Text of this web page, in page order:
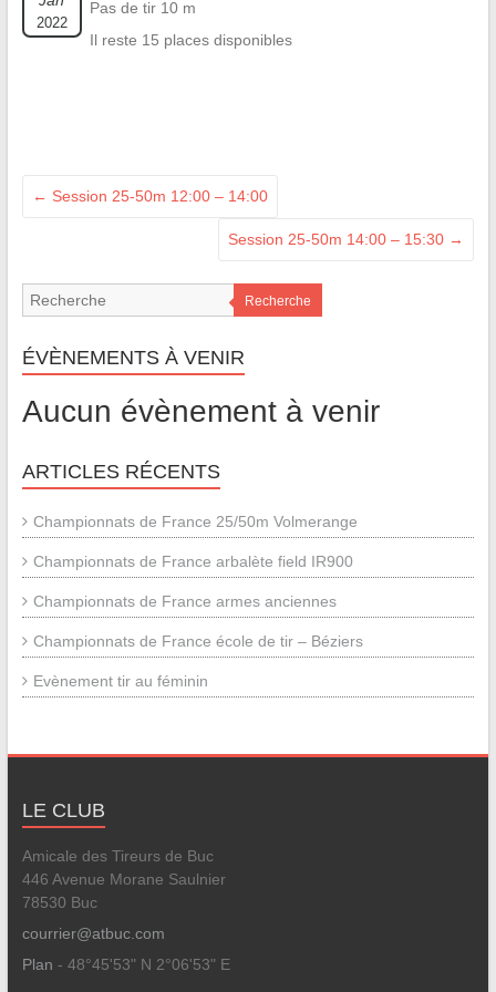
2022
Pas de tir 10 m
Il reste 15 places disponibles
← Session 25-50m 12:00 – 14:00
Session 25-50m 14:00 – 15:30 →
Recherche
ÉVÈNEMENTS À VENIR
Aucun évènement à venir
ARTICLES RÉCENTS
Championnats de France 25/50m Volmerange
Championnats de France arbalète field IR900
Championnats de France armes anciennes
Championnats de France école de tir – Béziers
Evènement tir au féminin
LE CLUB
Amicale des Tireurs de Buc
446 Avenue Morane Saulnier
78530 Buc
courrier@atbuc.com
Plan - 48°45'53" N 2°06'53" E